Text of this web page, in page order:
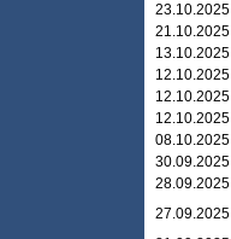
23.10.2025
21.10.2025
13.10.2025
12.10.2025
12.10.2025
12.10.2025
08.10.2025
30.09.2025
28.09.2025
27.09.2025